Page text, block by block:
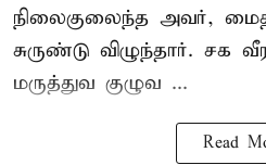
நிலைகுலைந்த அவர்,
சுருண்டு விழுந்தார். சக
மருத்துவ குழுவ ...
Read